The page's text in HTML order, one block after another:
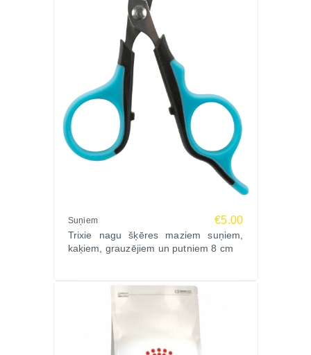
Suņiem €5.00
Trixie nagu šķēres maziem suņiem,
kaķiem, grauzējiem un putniem 8 cm